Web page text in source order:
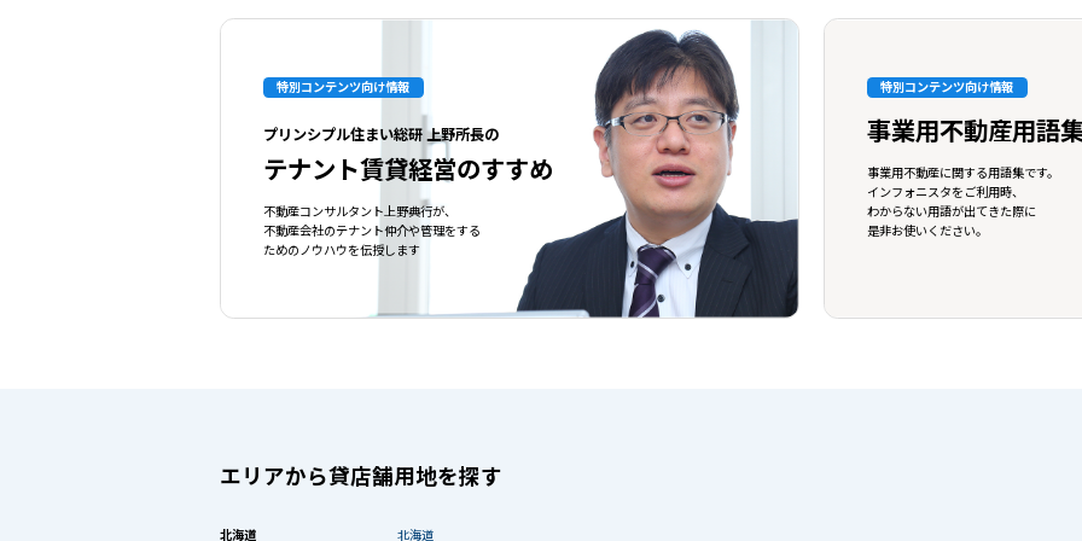
特別コンテンツ向け情報
プリンシプル住まい総研 上野所長の
テナント賃貸経営のすすめ
不動産コンサルタント上野典行が、
不動産会社のテナント仲介や管理をする
ためのノウハウを伝授します
特別コンテンツ向け情報
事業用不動産用語
事業用不動産に関する用語集です。
インフォニスタをご利用時、
わからない用語が出てきた際に
是非お使いください。
エリアから貸店舗用地を探す
北海道 北海道